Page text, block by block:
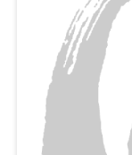
싱그러운 봄채소와